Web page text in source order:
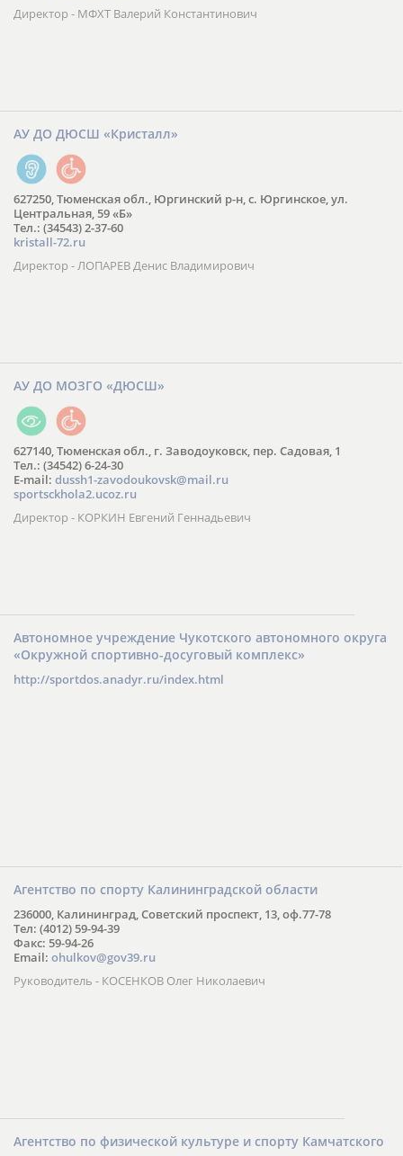
Директор - МФХТ Валерий Константинович
АУ ДО ДЮСШ «Кристалл»
627250, Тюменская обл., Юргинский р-н, с. Юргинское, ул.
Центральная, 59 «Б»
Тел.: (34543) 2-37-60
kristall-72.ru
Директор - ЛОПАРЕВ Денис Владимирович
АУ ДО МОЗГО «ДЮСШ»
627140, Тюменская обл., г. Заводоуковск, пер. Садовая, 1
Тел.: (34542) 6-24-30
​E-mail: dussh1-zavodoukovsk@mail.ru
sportsckhola2.ucoz.ru
Директор - КОРКИН Евгений Геннадьевич
Автономное учреждение Чукотского автономного округа
«Окружной спортивно-досуговый комплекс»
http://sportdos.anadyr.ru/index.html
Агентство по спорту Калининградской области
236000, Калининград, Советский проспект, 13, оф.77-78
Тел: (4012) 59-94-39
Факс: 59-94-26
Email: ohulkov@gov39.ru
Руководитель - КОСЕНКОВ Олег Николаевич
Агентство по физической культуре и спорту Камчатского